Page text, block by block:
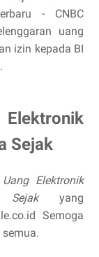
- CNBC
uang
izin kepada BI
Sejak
Uang Elektronik
Sejak yang
Semoga